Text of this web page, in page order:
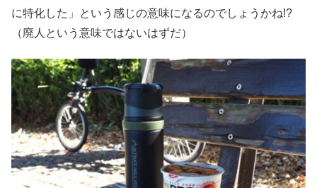
に特化した」という感じの意味になるのでしょうかね!?
（廃人という意味ではないはずだ）